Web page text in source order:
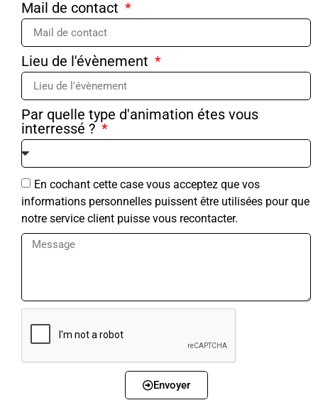
Mail de contact
Lieu de l'évènement
Par quelle type d'animation étes vous
interressé ?
En cochant cette case vous acceptez que vos
informations personnelles puissent être utilisées pour que
notre service client puisse vous recontacter.
Envoyer